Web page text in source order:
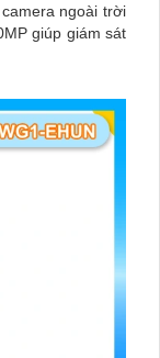
ngoài trời
giúp giám sát